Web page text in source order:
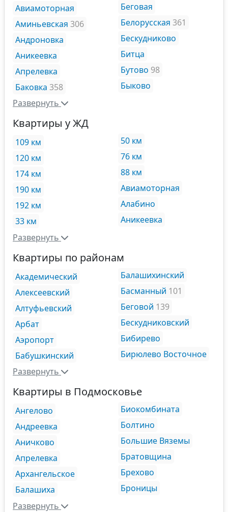
Авиамоторная
Аминьевская 306
Андроновка
Аникеевка
Апрелевка
Баковка 358
Беговая
Белорусская 361
Бескудниково
Битца
Бутово 98
Быково
Развернуть
Квартиры у ЖД
109 км
120 км
174 км
190 км
192 км
33 км
50 км
76 км
88 км
Авиамоторная
Алабино
Аникеевка
Развернуть
Квартиры по районам
Академический
Алексеевский
Алтуфьевский
Арбат
Аэропорт
Бабушкинский
Балашихинский
Басманный 101
Беговой 139
Бескудниковский
Бибирево
Бирюлево Восточное
Развернуть
Квартиры в Подмосковье
Ангелово
Андреевка
Аничково
Апрелевка
Архангельское
Балашиха
Биокомбината
Болтино
Большие Вяземы
Братовщина
Брехово
Броницы
Развернуть